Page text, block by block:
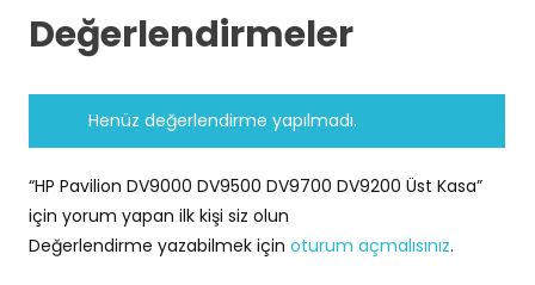
Değerlendirmeler
Henüz değerlendirme yapılmadı.
“HP Pavilion DV9000 DV9500 DV9700 DV9200 Üst Kasa”
için yorum yapan ilk kişi siz olun
Değerlendirme yazabilmek içinoturum açmalısınız.